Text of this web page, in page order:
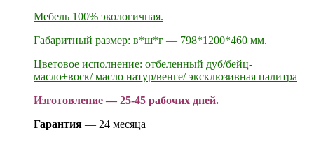
Мебель 100% экологичная.
Габаритный размер: в*ш*г — 798*1200*460 мм.
Цветовое исполнение: отбеленный дуб/бейц-
масло+воск/ масло натур/венге/ эксклюзивная палитра
Изготовление — 25-45 рабочих дней.
Гарантия — 24 месяца